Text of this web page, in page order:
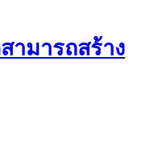
ามารถสร้าง